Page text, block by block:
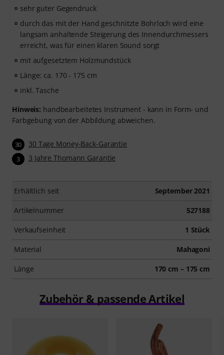
sehr guter Gegendruck
durch das mit der Hand geschnitzte Bohrloch wird eine
langsam anhaltende Steigerung des Innendurchmessers
erreicht, was für einen klaren Sound sorgt
mit aufgesetztem Holzmundstück
Länge: ca. 170 - 175 cm
inkl. Tasche
Hinweis: handbearbeitetes Instrument - kann in Form- und
Farbgebung von der Abbildung abweichen.
30 30 Tage Money-Back-Garantie
3 3 Jahre Thomann Garantie
Erhältlich seit September 2021
Artikelnummer 527188
Verkaufseinheit 1 Stück
Material Mahagoni
Länge 170 cm – 175 cm
Zubehör & passende Artikel